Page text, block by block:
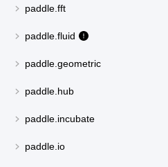
paddle.fft
paddle.fluid
paddle.geometric
paddle.hub
paddle.incubate
paddle.io